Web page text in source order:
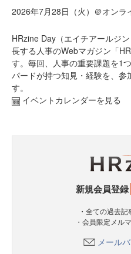
2026年7月28日（火）＠オンラ
HRzine Day（エイチアールジ
長する人事のWebマガジン「
す。毎回、人事の重要課題を1
パードが持つ知見・経験を、参
す。
イベントカレンダーを見る
新規会員登録
・全ての過去
・会員限定メル
メール